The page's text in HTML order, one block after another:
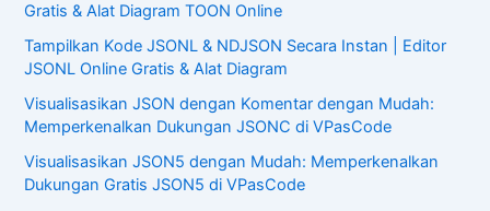
Gratis & Alat Diagram TOON Online
Tampilkan Kode JSONL & NDJSON Secara Instan | Editor
JSONL Online Gratis & Alat Diagram
Visualisasikan JSON dengan Komentar dengan Mudah:
Memperkenalkan Dukungan JSONC di VPasCode
Visualisasikan JSON5 dengan Mudah: Memperkenalkan
Dukungan Gratis JSON5 di VPasCode